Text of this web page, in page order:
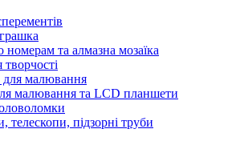
та алмазна мозаїка
малювання
малювання та LCD планшети
телескопи, підзорні труби